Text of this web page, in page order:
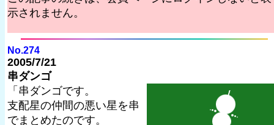
示されません。
No.274
2005/7/21
串ダンゴ
「串ダンゴです。
支配星の仲間の悪い星を串
でまとめたのです。